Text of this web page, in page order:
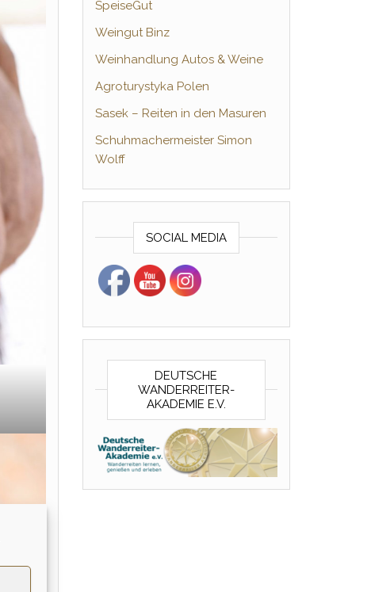
SpeiseGut
Weingut Binz
Weinhandlung Autos & Weine
Agroturystyka Polen
Sasek – Reiten in den Masuren
Schuhmachermeister Simon
Wolff
SOCIAL MEDIA
DEUTSCHE
WANDERREITER-
AKADEMIE E.V.